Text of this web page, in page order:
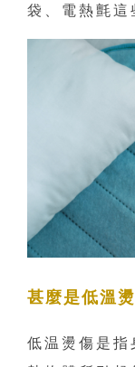
袋、電熱氈這
甚麼是低溫
低温燙傷是